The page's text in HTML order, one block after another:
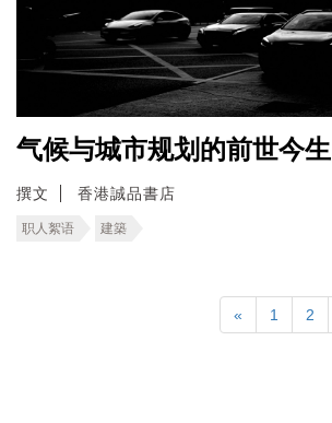
气候与城市规划的前世今生
撰文 香港誠品書店
职人絮语 建築
« 1 2